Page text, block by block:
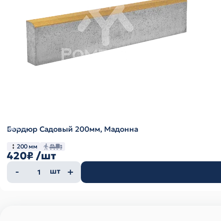
Бордюр Садовый 200мм, Мадонна
200 мм
420₽ /шт
Количество
товара
шт